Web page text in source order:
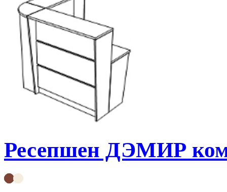
Ресепшен ДЭМИР